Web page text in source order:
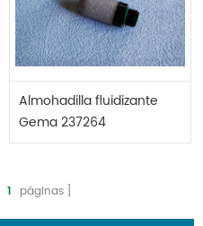
Almohadilla fluidizante
Gema 237264
1 páginas